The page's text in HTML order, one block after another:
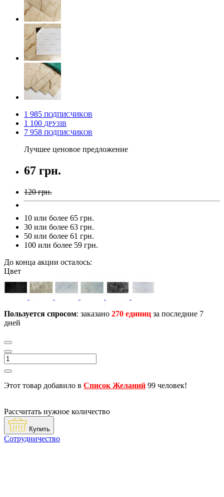
1 985 ПОДПИСЧИКОВ
1 100 ДРУЗІВ
7 958 ПОДПИСЧИКОВ
Лучшее ценовое предложение
67 грн.
120 грн.
10 или более 65 грн.
30 или более 63 грн.
50 или более 61 грн.
100 или более 59 грн.
До конца акции осталось:
Цвет
Пользуется спросом: заказано 270 единиц за последние 7
дней
Этот товар добавило в Список Желаний 99 человек!
Рассчитать нужное количество
Купить
Сотрудничество